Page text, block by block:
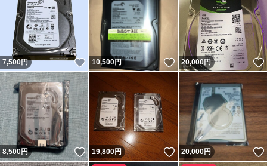
7,500円 いいね！
10,500円 いいね！
20,000円
8,500円 いいね！
19,800円 いいね！
20,000円